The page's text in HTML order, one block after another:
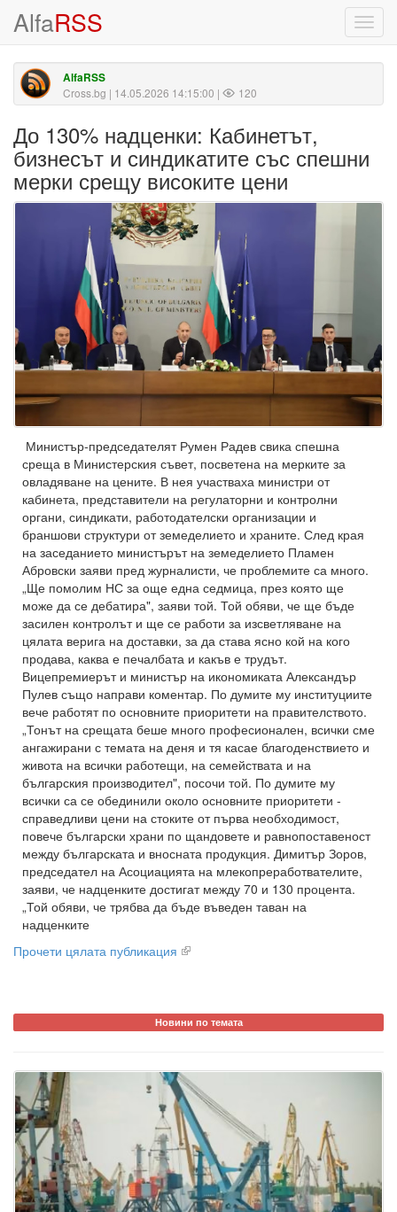
AlfaRSS
AlfaRSS
Cross.bg | 14.05.2026 14:15:00 | 120
До 130% надценки: Кабинетът,
бизнесът и синдикатите със спешни
мерки срещу високите цени
Министър-председателят Румен Радев свика спешна
среща в Министерския съвет, посветена на мерките за
овладяване на цените. В нея участваха министри от
кабинета, представители на регулаторни и контролни
органи, синдикати, работодателски организации и
браншови структури от земеделието и храните. След края
на заседанието министърът на земеделието Пламен
Абровски заяви пред журналисти, че проблемите са много.
„Ще помолим НС за още една седмица, през която ще
може да се дебатира", заяви той. Той обяви, че ще бъде
засилен контролът и ще се работи за изсветляване на
цялата верига на доставки, за да става ясно кой на кого
продава, каква е печалбата и какъв е трудът.
Вицепремиерът и министър на икономиката Александър
Пулев също направи коментар. По думите му институциите
вече работят по основните приоритети на правителството.
„Тонът на срещата беше много професионален, всички сме
ангажирани с темата на деня и тя касае благоденствието и
живота на всички работещи, на семействата и на
българския производител", посочи той. По думите му
всички са се обединили около основните приоритети -
справедливи цени на стоките от първа необходимост,
повече български храни по щандовете и равнопоставеност
между българската и вносната продукция. Димитър Зоров,
председател на Асоциацията на млекопреработвателите,
заяви, че надценките достигат между 70 и 130 процента.
„Той обяви, че трябва да бъде въведен таван на
надценките
Прочети цялата публикация
Новини по темата